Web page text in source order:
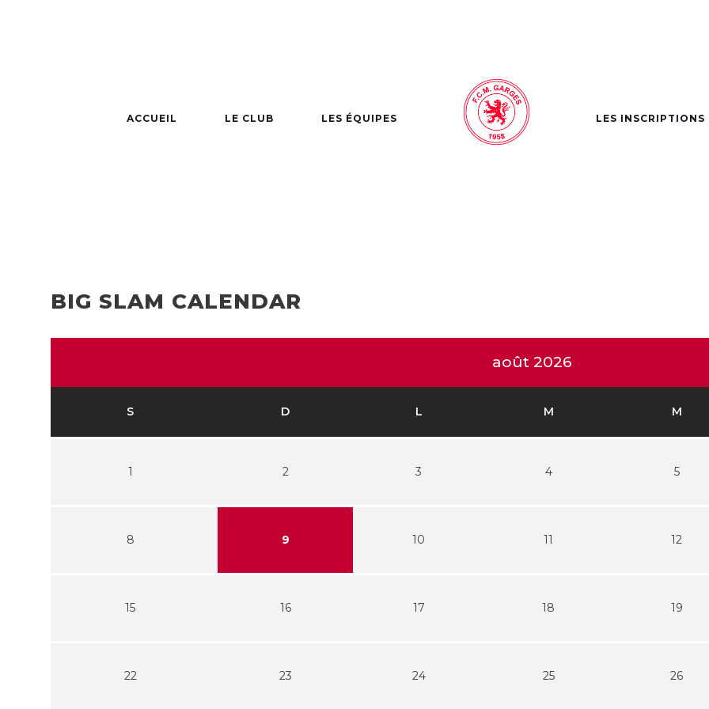
ACCUEIL LE CLUB LES ÉQUIPES LES INSCRIPTIONS
GAME CALENDAR
BIG SLAM CALENDAR
août 2026
S D L M M
1 2 3 4 5
8 9 10 11 12
15 16 17 18 19
22 23 24 25 26